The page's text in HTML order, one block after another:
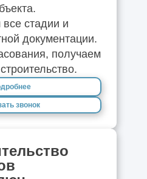
стадии и
документации.
получаем
звонок